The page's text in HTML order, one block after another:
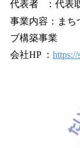
代表者 ：代表
事業内容：まち
ブ構築事業
会社HP ： https://